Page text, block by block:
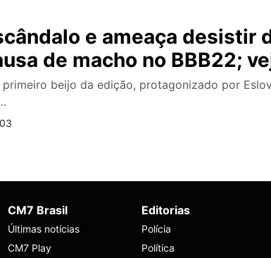
e ameaça desistir
de macho no BBB22;
beijo da edição, protagonizado por
CM7 Brasil
Últimas notícias
CM7 Play
Editorias
Polícia
Política